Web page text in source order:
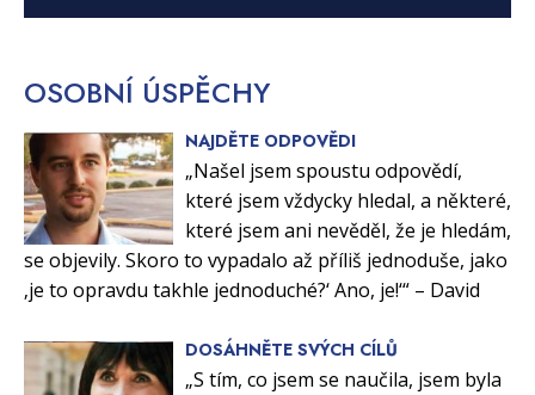
OSOBNÍ ÚSPĚCHY
NAJDĚTE ODPOVĚDI
„Našel jsem spoustu odpovědí,
které jsem vždycky hledal, a některé,
které jsem ani nevěděl, že je hledám,
se objevily. Skoro to vypadalo až příliš jednoduše, jako
‚je to opravdu takhle jednoduché?‘ Ano, je!‘“ – David
DOSÁHNĚTE SVÝCH CÍLŮ
„S tím, co jsem se naučila, jsem byla